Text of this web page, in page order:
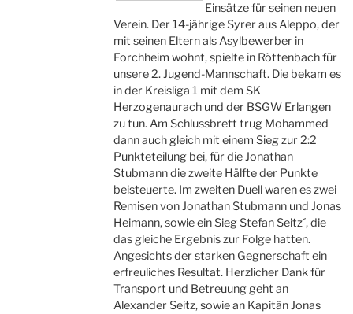
Einsätze für seinen neuen
Verein. Der 14-jährige Syrer aus Aleppo, der
mit seinen Eltern als Asylbewerber in
Forchheim wohnt, spielte in Röttenbach für
unsere 2. Jugend-Mannschaft. Die bekam es
in der Kreisliga 1 mit dem SK
Herzogenaurach und der BSGW Erlangen
zu tun. Am Schlussbrett trug Mohammed
dann auch gleich mit einem Sieg zur 2:2
Punkteteilung bei, für die Jonathan
Stubmann die zweite Hälfte der Punkte
beisteuerte. Im zweiten Duell waren es zwei
Remisen von Jonathan Stubmann und Jonas
Heimann, sowie ein Sieg Stefan Seitz´, die
das gleiche Ergebnis zur Folge hatten.
Angesichts der starken Gegnerschaft ein
erfreuliches Resultat. Herzlicher Dank für
Transport und Betreuung geht an
Alexander Seitz, sowie an Kapitän Jonas